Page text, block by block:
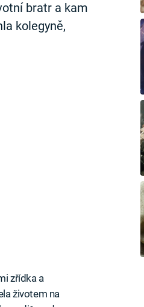
bratr a kam
kolegyně,
zřídka a
životem na